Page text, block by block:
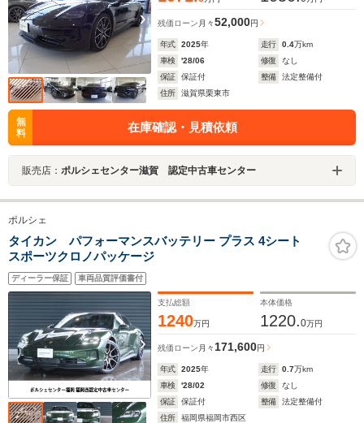
残価ローン 月々52,000円
年式 2025年 走行 0.4万km
車検
'28/06 修復
なし
保証
保証付 整備
法定整備付
住所
滋賀県栗東市
無
料
在庫確認・見積依頼
販売店： ポルシェセンター滋賀 認定中古車センター
ポルシェ
タイカン パフォーマンスバッテリー プラス 4シート
スポーツクロノパッケージ
ディーラー保証 車両品質評価書付
支払総額
1240万円
本体価格
1220.0万円
残価ローン 月々 171,600円
年式 2025年 走行 0.7万km
車検
'28/02 修復
なし
保証
保証付 整備
法定整備付
住所
福岡県福岡市西区